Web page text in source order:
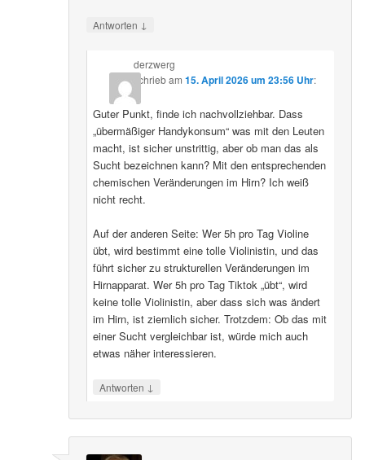
Antworten ↓
derzwerg
schriebam 15. April 2026 um 23:56 Uhr:
Guter Punkt, finde ich nachvollziehbar. Dass
„übermäßiger Handykonsum“ was mit den Leuten
macht, ist sicher unstrittig, aber ob man das als
Sucht bezeichnen kann? Mit den entsprechenden
chemischen Veränderungen im Hirn? Ich weiß
nicht recht.
Auf der anderen Seite: Wer 5h pro Tag Violine
übt, wird bestimmt eine tolle Violinistin, und das
führt sicher zu strukturellen Veränderungen im
Hirnapparat. Wer 5h pro Tag Tiktok „übt“, wird
keine tolle Violinistin, aber dass sich was ändert
im Hirn, ist ziemlich sicher. Trotzdem: Ob das mit
einer Sucht vergleichbar ist, würde mich auch
etwas näher interessieren.
Antworten ↓